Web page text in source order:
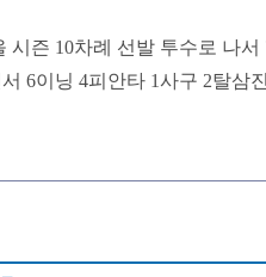
즌 10차례 선발 투수로 나서
6이닝 4피안타 1사구 2탈삼